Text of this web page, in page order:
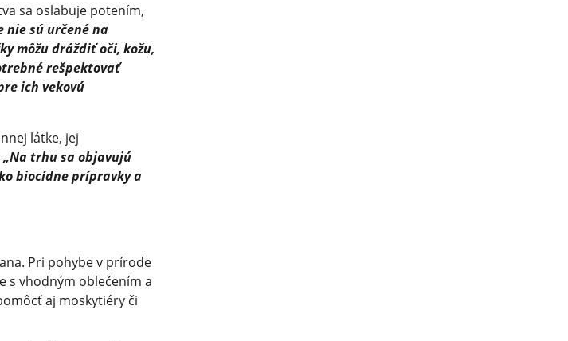
sa oslabuje potením,
nie sú určené na
môžu dráždiť oči, kožu,
rešpektovať
ich vekovú
látke, jej
„Na trhu sa objavujú
biocídne prípravky a
Pri pohybe v prírode
s vhodným oblečením a
aj moskytiéry či